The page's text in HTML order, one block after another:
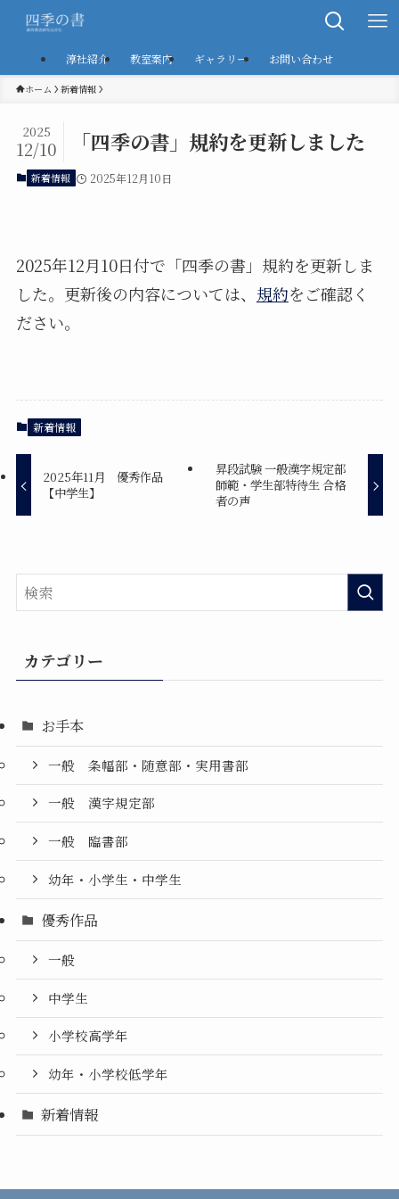
淳社紹介 教室案内 ギャラリー お問い合わせ
ホーム 新着情報
「四季の書」規約を更新しました
2025
12/10
新着情報 2025年12月10日
2025年12月10日付で「四季の書」規約を更新しま
した。更新後の内容については、 規約をご確認く
ださい。
新着情報
2025年11月 優秀作品
【中学生】
昇段試験 一般漢字規定部
師範・学生部特待生 合格
者の声
カテゴリー
お手本
一般 条幅部・随意部・実用書部
一般 漢字規定部
一般 臨書部
幼年・小学生・中学生
優秀作品
一般
中学生
小学校高学年
幼年・小学校低学年
新着情報